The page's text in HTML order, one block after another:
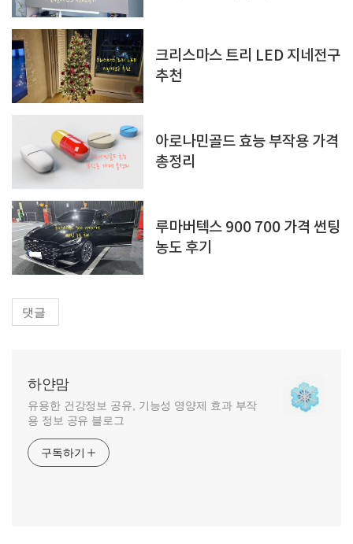
크리스마스 트리 LED 지네전구
추천
아로나민골드 효능 부작용 가격
총정리
루마버텍스 900 700 가격 썬팅
농도 후기
댓글
하얀맘
유용한 건강정보 공유, 기능성 영양제 효과 부작
용 정보 공유 블로그
구독하기